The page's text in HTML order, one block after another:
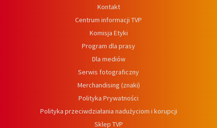
Kontakt
Centrum informacji TVP
Komisja Etyki
Program dla prasy
Dla mediów
Serwis fotograficzny
Merchandising (znaki)
Polityka Prywatności
Polityka przeciwdziałania nadużyciom i korupcji
Sklep TVP